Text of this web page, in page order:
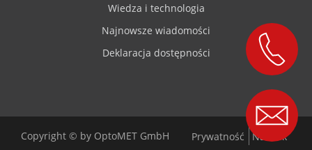
Wiedza i technologia
Najnowsze wiadomości
Deklaracja dostępności
Copyright © by OptoMET GmbH Prywatność Nadruk